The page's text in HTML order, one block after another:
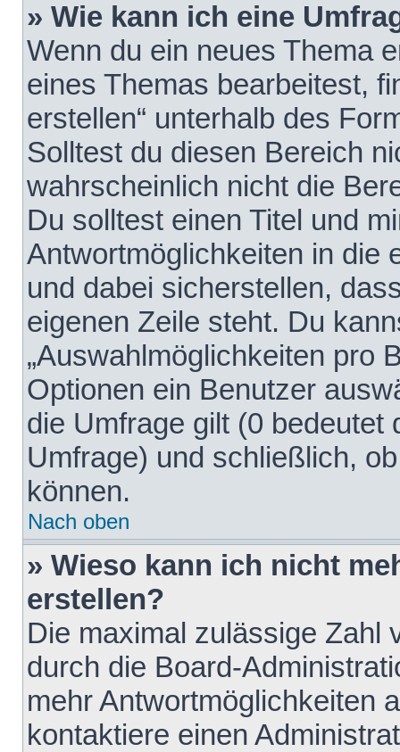
» Wie kann ich eine
Wenn du ein neues Thema
eines Themas bearbeitest,
erstellen“ unterhalb des
Solltest du diesen Bereich
wahrscheinlich nicht die
Du solltest einen Titel und
Antwortmöglichkeiten in die
und dabei sicherstellen,
eigenen Zeile steht. Du
„Auswahlmöglichkeiten pro
Optionen ein Benutzer
die Umfrage gilt (0 bedeutet
Umfrage) und schließlich,
können.
Nach oben
» Wieso kann ich nicht
erstellen?
Die maximal zulässige Zahl
durch die Board-
mehr Antwortmöglichkeiten
kontaktiere einen